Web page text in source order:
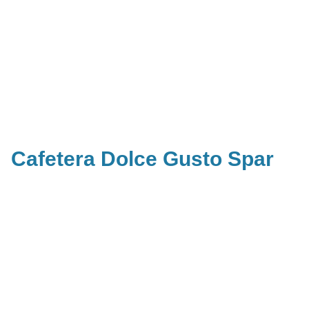
Cafetera Dolce Gusto Spar